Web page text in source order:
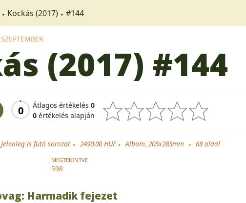
Kockás (2017) #144
(2017) #144
0 Átlagos értékelés 0
0 értékelés alapján
Jelenleg is futó sorozat 2490.00 HUF Album, 205x285mm 68oldal
MEGTEKINTVE
598
Harmadik fejezet